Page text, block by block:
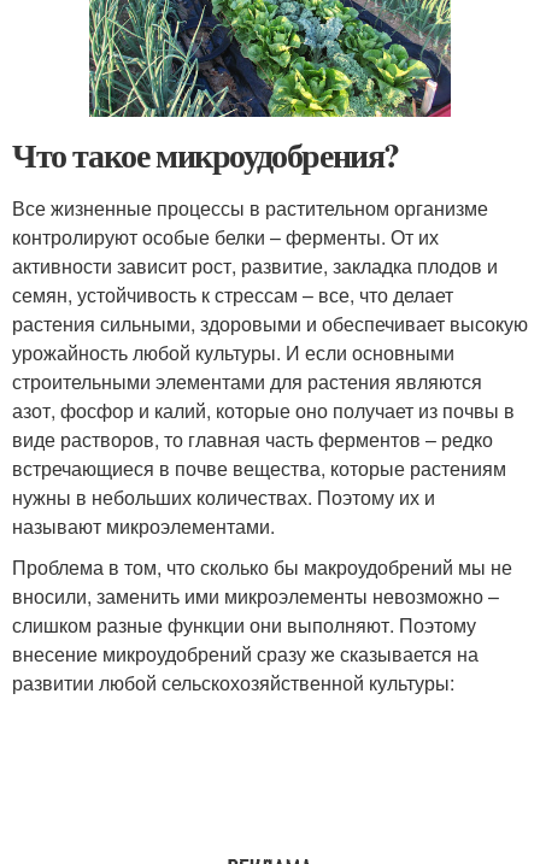
Что такое микроудобрения?
Все жизненные процессы в растительном организме
контролируют особые белки – ферменты. От их
активности зависит рост, развитие, закладка плодов и
семян, устойчивость к стрессам – все, что делает
растения сильными, здоровыми и обеспечивает высокую
урожайность любой культуры. И если основными
строительными элементами для растения являются
азот, фосфор и калий, которые оно получает из почвы в
виде растворов, то главная часть ферментов – редко
встречающиеся в почве вещества, которые растениям
нужны в небольших количествах. Поэтому их и
называют микроэлементами.
Проблема в том, что сколько бы макроудобрений мы не
вносили, заменить ими микроэлементы невозможно –
слишком разные функции они выполняют. Поэтому
внесение микроудобрений сразу же сказывается на
развитии любой сельскохозяйственной культуры: